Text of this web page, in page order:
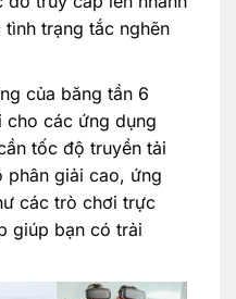
trạng tắc nghẽn
của băng tần 6
cho các ứng dụng
tốc độ truyền tải
giải cao, ứng
các trò chơi trực
giúp bạn có trải